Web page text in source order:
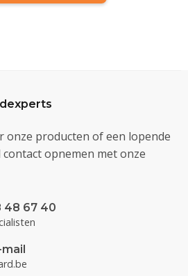
onze producten of een lopende
opnemen met onze
48 67 40